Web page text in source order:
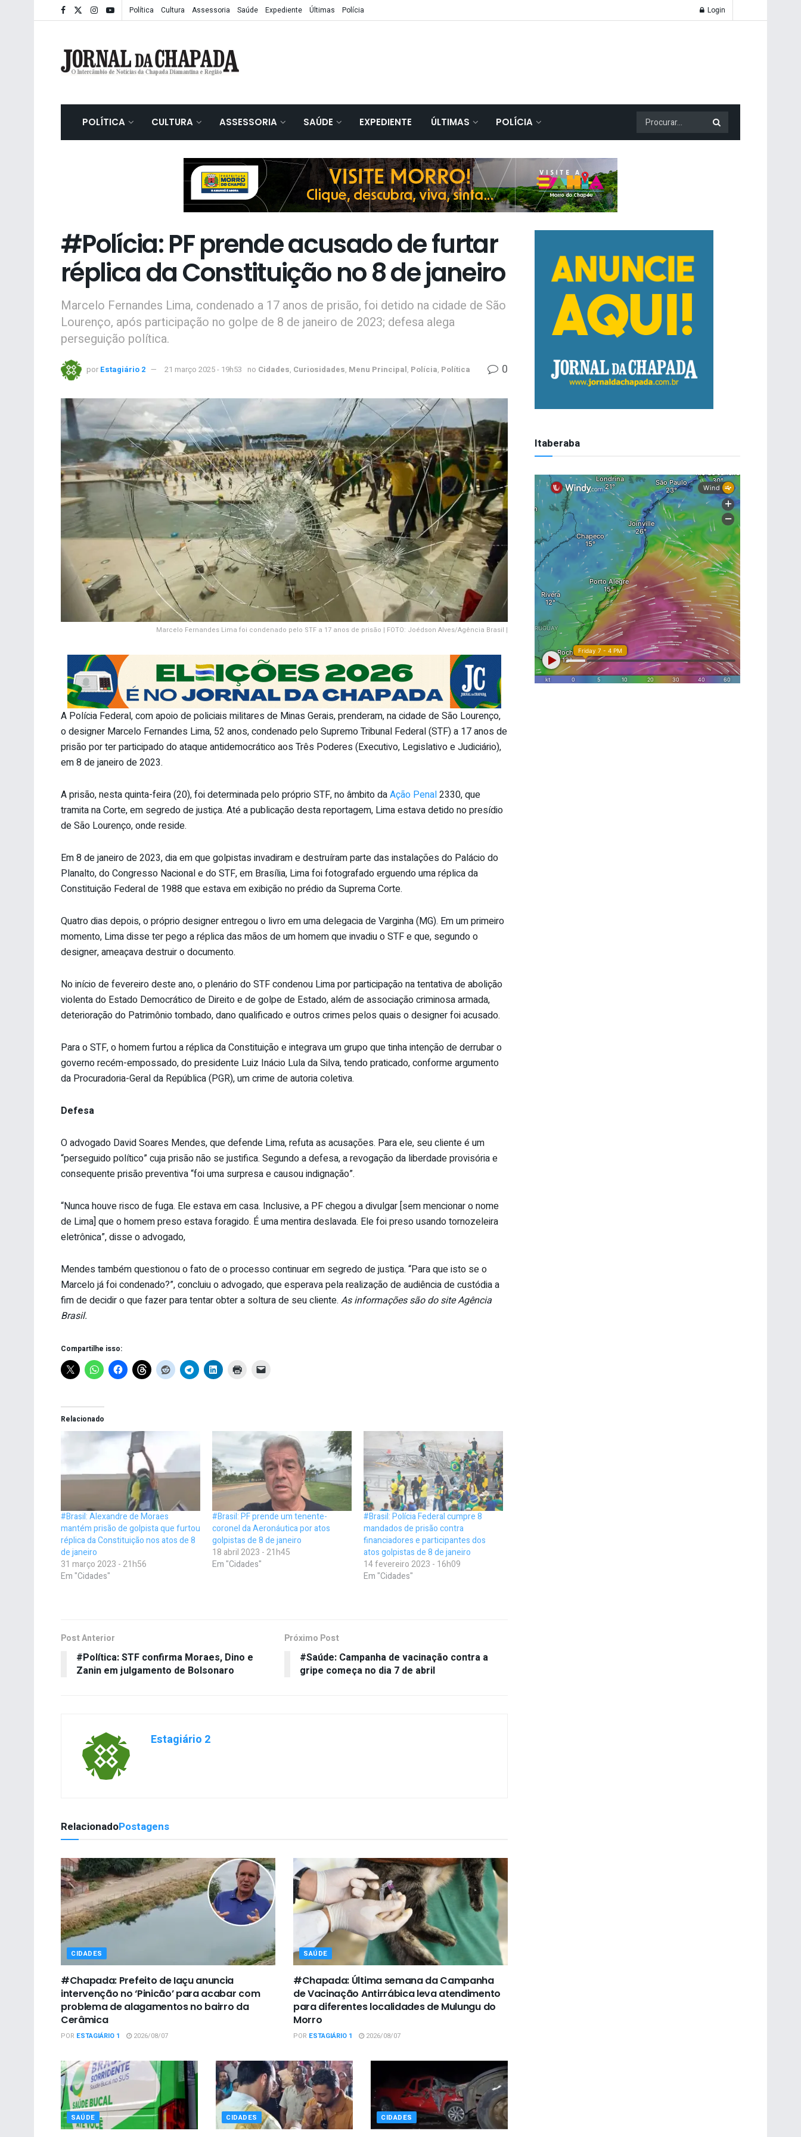
Política Cultura Assessoria Saúde Expediente Últimas Polícia Login
POLÍTICA CULTURA ASSESSORIA SAÚDE EXPEDIENTE ÚLTIMAS POLÍCIA
#Polícia: PF prende acusado de furtar
réplica da Constituição no 8 de janeiro
Marcelo Fernandes Lima, condenado a 17 anos de prisão, foi detido na cidade de São
Lourenço, após participação no golpe de 8 de janeiro de 2023; defesa alega
perseguição política.
por Estagiário 2 21 março 2025 - 19h53 no Cidades, Curiosidades, Menu Principal, Polícia, Política 0
Marcelo Fernandes Lima foi condenado pelo STF a 17 anos de prisão | FOTO: Joédson Alves/Agência Brasil |
A Polícia Federal, com apoio de policiais militares de Minas Gerais, prenderam, na cidade de São Lourenço,
o designer Marcelo Fernandes Lima, 52 anos, condenado pelo Supremo Tribunal Federal (STF) a 17 anos de
prisão por ter participado do ataque antidemocrático aos Três Poderes (Executivo, Legislativo e Judiciário),
em 8 de janeiro de 2023.
A prisão, nesta quinta-feira (20), foi determinada pelo próprio STF, no âmbito daAção Penal2330, que
tramita na Corte, em segredo de justiça. Até a publicação desta reportagem, Lima estava detido no presídio
de São Lourenço, onde reside.
Em 8 de janeiro de 2023, dia em que golpistas invadiram e destruíram parte das instalações do Palácio do
Planalto, do Congresso Nacional e do STF, em Brasília, Lima foi fotografado erguendo uma réplica da
Constituição Federal de 1988 que estava em exibição no prédio da Suprema Corte.
Quatro dias depois, o próprio designer entregou o livro em uma delegacia de Varginha (MG). Em um primeiro
momento, Lima disse ter pego a réplica das mãos de um homem que invadiu o STF e que, segundo o
designer, ameaçava destruir o documento.
No início de fevereiro deste ano, o plenário do STF condenou Lima por participação na tentativa de abolição
violenta do Estado Democrático de Direito e de golpe de Estado, além de associação criminosa armada,
deterioração do Patrimônio tombado, dano qualificado e outros crimes pelos quais o designer foi acusado.
Para o STF, o homem furtou a réplica da Constituição e integrava um grupo que tinha intenção de derrubar o
governo recém-empossado, do presidente Luiz Inácio Lula da Silva, tendo praticado, conforme argumento
da Procuradoria-Geral da República (PGR), um crime de autoria coletiva.
Defesa
O advogado David Soares Mendes, que defende Lima, refuta as acusações. Para ele, seu cliente é um
“perseguido político” cuja prisão não se justifica. Segundo a defesa, a revogação da liberdade provisória e
consequente prisão preventiva “foi uma surpresa e causou indignação”.
“Nunca houve risco de fuga. Ele estava em casa. Inclusive, a PF chegou a divulgar [sem mencionar o nome
de Lima] que o homem preso estava foragido. É uma mentira deslavada. Ele foi preso usando tornozeleira
eletrônica”, disse o advogado,
Mendes também questionou o fato de o processo continuar em segredo de justiça. “Para que isto se o
Marcelo já foi condenado?”, concluiu o advogado, que esperava pela realização de audiência de custódia a
fim de decidir o que fazer para tentar obter a soltura de seu cliente. As informações são do site Agência
Brasil.
Compartilhe isso:
Relacionado
#Brasil: Alexandre de Moraes
mantém prisão de golpista que furtou
réplica da Constituição nos atos de 8
de janeiro
31 março 2023 - 21h56
Em "Cidades"
#Brasil: PF prende um tenente-
coronel da Aeronáutica por atos
golpistas de 8 de janeiro
18 abril 2023 - 21h45
Em "Cidades"
#Brasil: Polícia Federal cumpre 8
mandados de prisão contra
financiadores e participantes dos
atos golpistas de 8 de janeiro
14 fevereiro 2023 - 16h09
Em "Cidades"
Post Anterior
#Política: STF confirma Moraes, Dino e
Zanin em julgamento de Bolsonaro
Próximo Post
#Saúde: Campanha de vacinação contra a
gripe começa no dia 7 de abril
Estagiário 2
RelacionadoPostagens
CIDADES
#Chapada: Prefeito de Iaçu anuncia
intervenção no ‘Pinicão’ para acabar com
problema de alagamentos no bairro da
Cerâmica
POR ESTAGIÁRIO 1 2026/08/07
SAÚDE
#Chapada: Última semana da Campanha
de Vacinação Antirrábica leva atendimento
para diferentes localidades de Mulungu do
Morro
POR ESTAGIÁRIO 1 2026/08/07
SAÚDE CIDADES CIDADES
Itaberaba